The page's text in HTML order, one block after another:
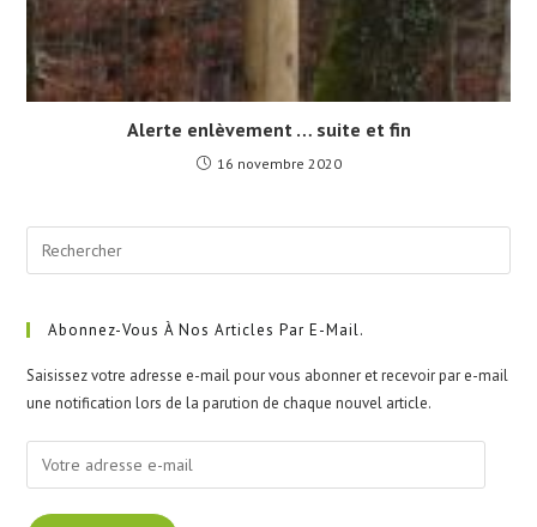
Alerte enlèvement … suite et fin
16 novembre 2020
Abonnez-Vous À Nos Articles Par E-Mail.
Saisissez votre adresse e-mail pour vous abonner et recevoir par e-mail
une notification lors de la parution de chaque nouvel article.
Votre
adresse
e-